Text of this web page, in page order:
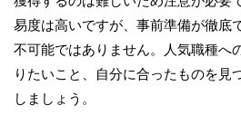
易度は高いですが、事前準備が徹底
不可能ではありません。人気職種へ
りたいこと、自分に合ったものを見
しましょう。